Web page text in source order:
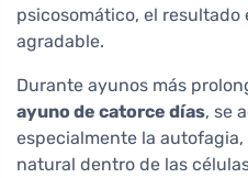
psicosomático, el
agradable.
Durante ayunos más
ayuno de catorce días, se
especialmente la autofagia,
natural dentro de las